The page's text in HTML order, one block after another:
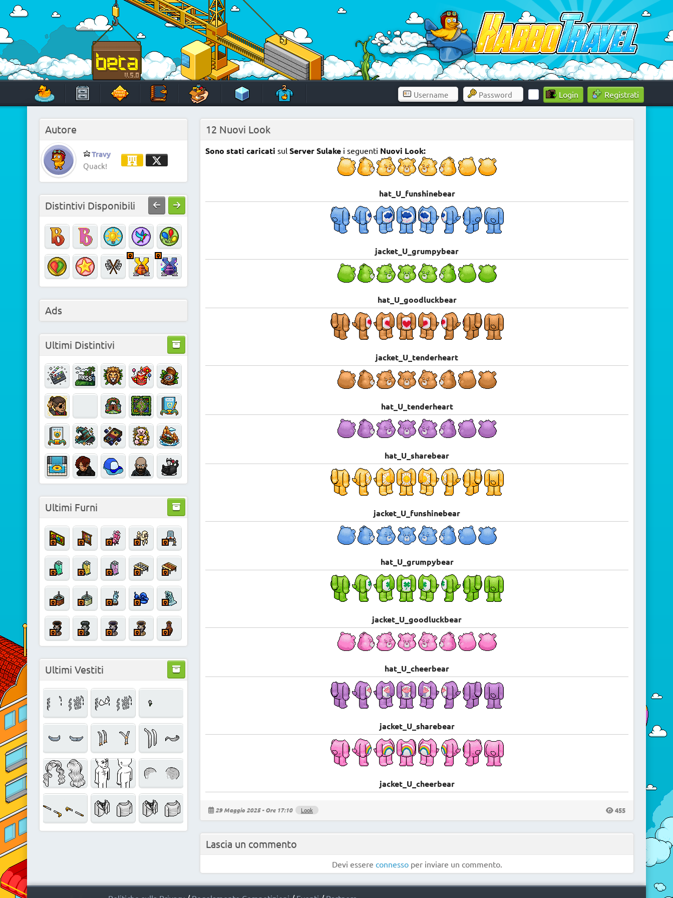
content
HabboTravel
Un viaggio di pixel!
Registrati
12 Nuovi Look
Sono stati caricati sul Server Sulakei seguenti Nuovi Look:
hat_U_funshinebear
jacket_U_grumpybear
hat_U_goodluckbear
jacket_U_tenderheart
hat_U_tenderheart
hat_U_sharebear
jacket_U_funshinebear
hat_U_grumpybear
jacket_U_goodluckbear
hat_U_cheerbear
jacket_U_sharebear
jacket_U_cheerbear
29 Maggio 2025 - Ore 17:10 Look 455
Lascia un commento
Devi essere connessoper inviare un commento.
Autore
Travy
Quack!
Distintivi Disponibili
Ads
Ultimi Distintivi
Ultimi Furni
Ultimi Vestiti